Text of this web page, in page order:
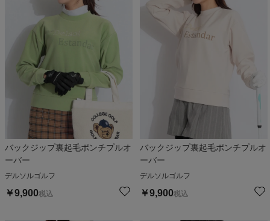
バックジップ裏起毛ポンチプルオ
ーバー
デルソルゴルフ
￥9,900税込
バックジップ裏起毛ポンチプルオ
ーバー
デルソルゴルフ
￥9,900税込